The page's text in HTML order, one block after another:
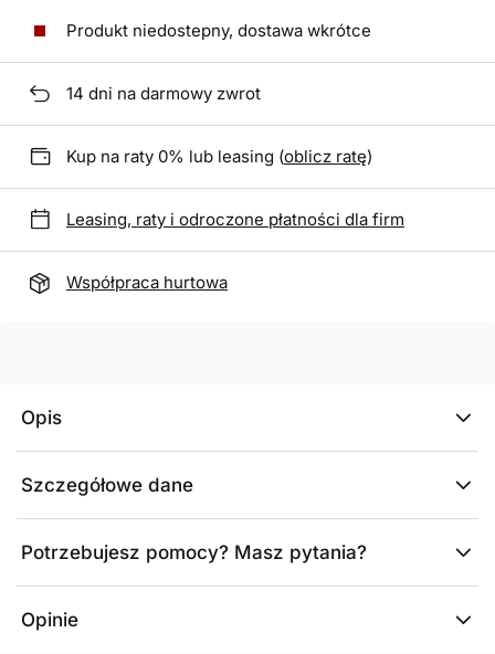
Produkt niedostepny, dostawa wkrótce
14 dni na darmowy zwrot
Kup na raty 0% lub leasing (oblicz ratę)
Leasing, raty i odroczone płatności dla firm
Współpraca hurtowa
Opis
Szczegółowe dane
Potrzebujesz pomocy? Masz pytania?
Opinie